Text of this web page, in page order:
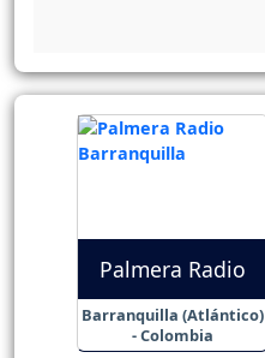
Palmera Radio
Barranquilla (Atlántico)
- Colombia